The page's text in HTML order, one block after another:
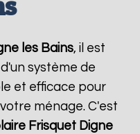
les Bains, il est
système de
et efficace pour
ménage. C'est
Frisquet Digne